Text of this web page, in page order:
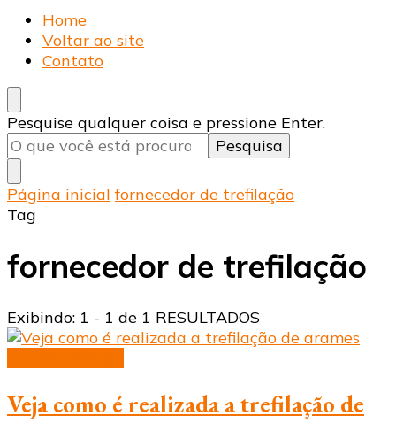
Blog Pratefio
Arames e Telas de Qualidade
Home
Voltar ao site
Contato
Procurando
algo?
Pesquise qualquer coisa e pressione Enter.
Página inicial fornecedor de trefilação
Tag
fornecedor de trefilação
Exibindo: 1 - 1 de 1 RESULTADOS
Veja como é realizada a trefilação de